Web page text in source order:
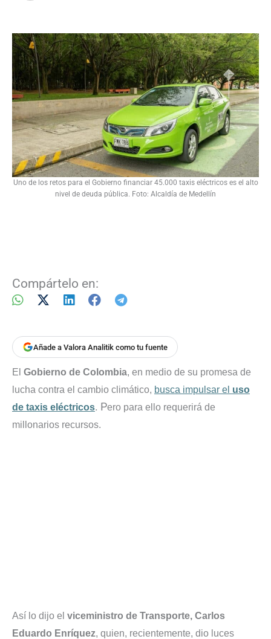
Uno de los retos para el Gobierno financiar 45.000 taxis eléctricos es el alto
nivel de deuda pública. Foto: Alcaldía de Medellín
Compártelo en:
Añade a Valora Analitik como tu fuente
El Gobierno de Colombia, en medio de su promesa de
lucha contra el cambio climático, busca impulsar el uso
de taxis eléctricos. Pero para ello requerirá de
millonarios recursos.
Así lo dijo el viceministro de Transporte, Carlos
Eduardo Enríquez, quien, recientemente, dio luces